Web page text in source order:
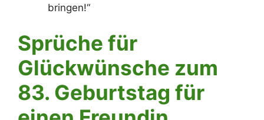
bringen!“
Sprüche für
Glückwünsche zum
83. Geburtstag für